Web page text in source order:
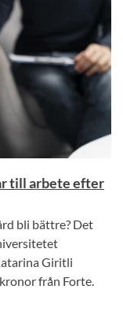
till arbete efter
bli bättre? Det
Giritli
från Forte.